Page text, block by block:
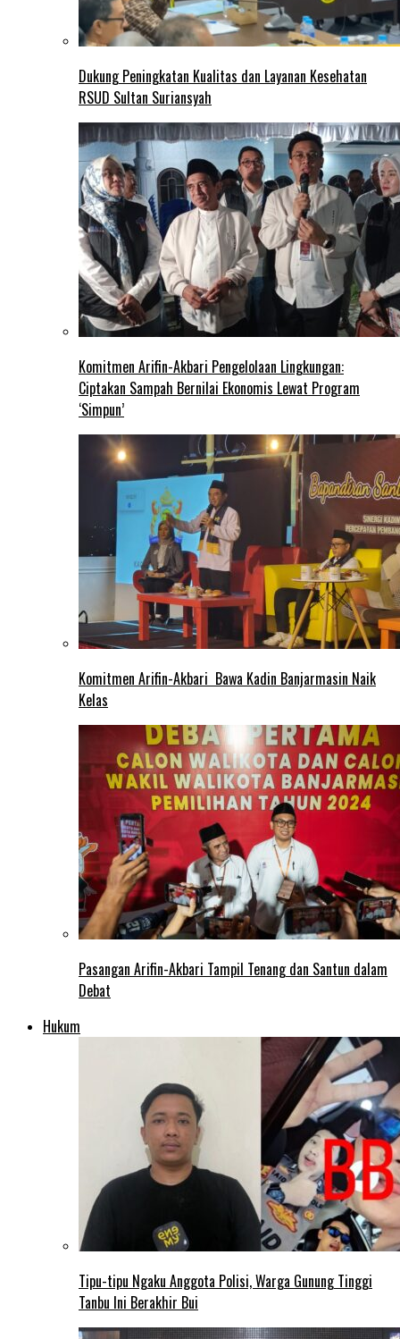
Dukung Peningkatan Kualitas dan Layanan Kesehatan
RSUD Sultan Suriansyah
Komitmen Arifin-Akbari Pengelolaan Lingkungan:
Ciptakan Sampah Bernilai Ekonomis Lewat Program
‘Simpun’
Komitmen Arifin-Akbari Bawa Kadin Banjarmasin Naik
Kelas
Pasangan Arifin-Akbari Tampil Tenang dan Santun dalam
Debat
Hukum
Tipu-tipu Ngaku Anggota Polisi, Warga Gunung Tinggi
Tanbu Ini Berakhir Bui